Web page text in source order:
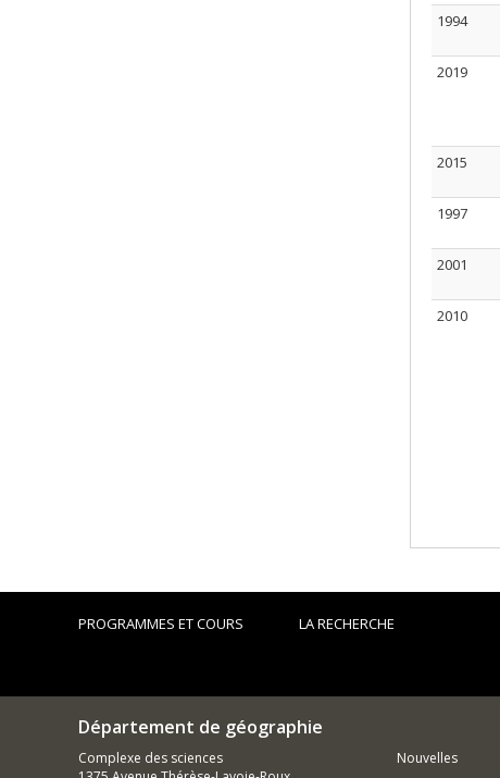
1994
2019
2015
1997
2001
2010
PROGRAMMES ET COURS LA RECHERCHE
Département de géographie
Complexe des sciences
Nouvelles